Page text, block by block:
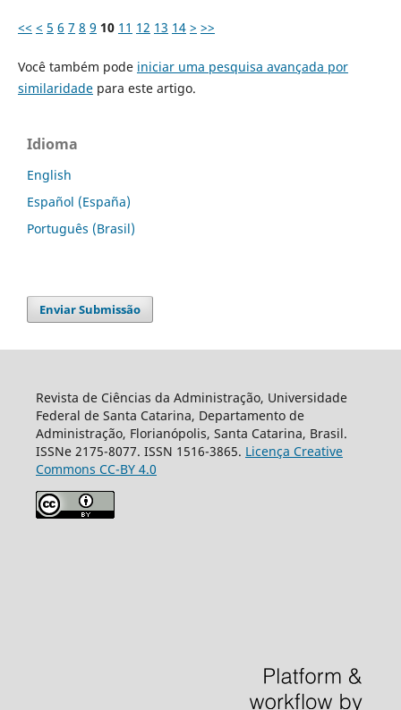
<< < 5 6 7 8 9 10 11 12 13 14 > >>
Você também pode iniciar uma pesquisa avançada por
similaridadepara este artigo.
Idioma
English
Español (España)
Português (Brasil)
Enviar Submissão
Revista de Ciências da Administração, Universidade
Federal de Santa Catarina, Departamento de
Administração, Florianópolis, Santa Catarina, Brasil.
ISSNe 2175-8077. ISSN 1516-3865. Licença Creative
Commons CC-BY 4.0